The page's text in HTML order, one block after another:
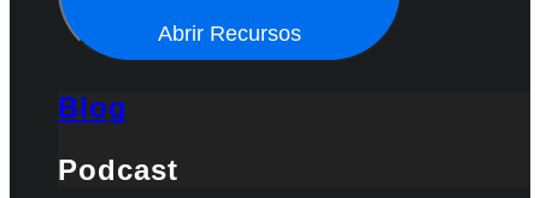
Abrir Recursos
Blog
Podcast